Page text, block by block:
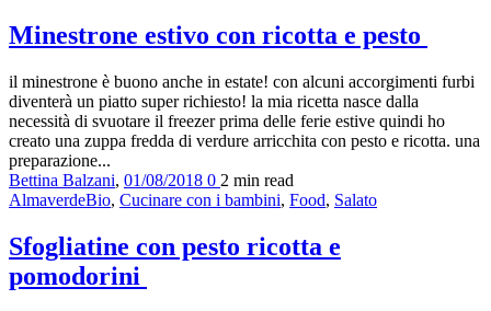
Minestrone estivo con ricotta e pesto
il minestrone è buono anche in estate! con alcuni accorgimenti furbi
diventerà un piatto super richiesto! la mia ricetta nasce dalla
necessità di svuotare il freezer prima delle ferie estive quindi ho
creato una zuppa fredda di verdure arricchita con pesto e ricotta. una
preparazione...
Bettina Balzani, 01/08/2018 0 2 min read
AlmaverdeBio, Cucinare con i bambini, Food, Salato
Sfogliatine con pesto ricotta e
pomodorini